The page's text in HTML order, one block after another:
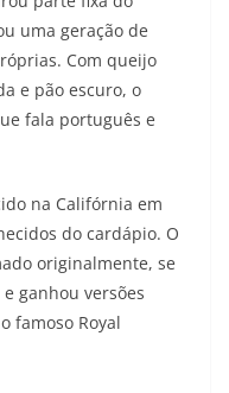
uma geração de
Com queijo
e pão escuro, o
fala português e
na Califórnia em
do cardápio. O
originalmente, se
ganhou versões
famoso Royal